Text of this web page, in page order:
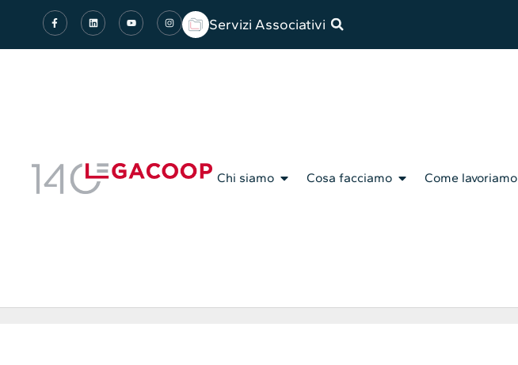
Servizi Associativi
Chi siamo Cosa facciamo Come lavoriamo